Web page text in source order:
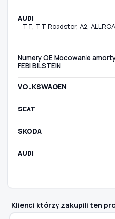
AUDI
TT, TT Roadster, A2,
Numery OE Mocowanie
FEBI BILSTEIN
VOLKSWAGEN
SEAT
SKODA
AUDI
Klienci którzy zakupili ten